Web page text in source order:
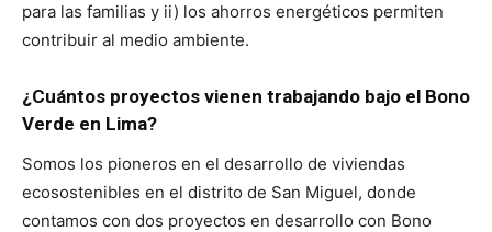
para las familias y ii) los ahorros energéticos permiten
contribuir al medio ambiente.
¿Cuántos proyectos vienen trabajando bajo el Bono
Verde en Lima?
Somos los pioneros en el desarrollo de viviendas
ecosostenibles en el distrito de San Miguel, donde
contamos con dos proyectos en desarrollo con Bono